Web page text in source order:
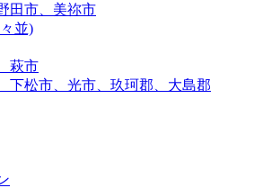
田市、美祢市
並)
萩市
下松市、光市、玖珂郡、大島郡